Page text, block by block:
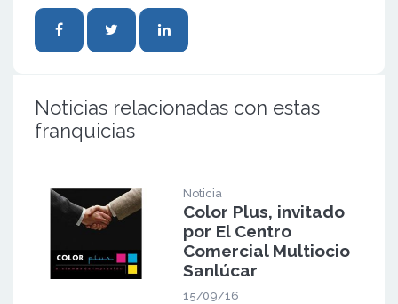
Noticias relacionadas con estas
franquicias
Noticia
Color Plus, invitado
por El Centro
Comercial Multiocio
Sanlúcar
15/09/16